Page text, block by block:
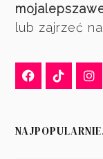
lub zajrzeć